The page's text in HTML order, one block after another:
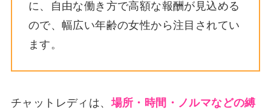
に、自由な働き方で高額な報酬が見込める
ので、幅広い年齢の女性から注目されてい
ます。
チャットレディは、場所・時間・ノルマなどの縛